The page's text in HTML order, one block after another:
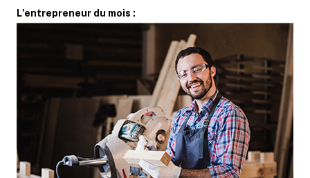
L'entrepreneur du mois :